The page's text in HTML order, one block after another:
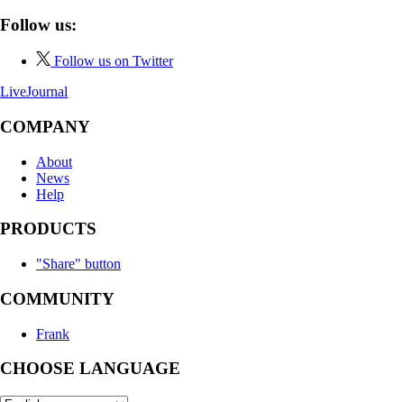
Follow us:
Follow us on Twitter
LiveJournal
COMPANY
About
News
Help
PRODUCTS
"Share" button
COMMUNITY
Frank
CHOOSE LANGUAGE